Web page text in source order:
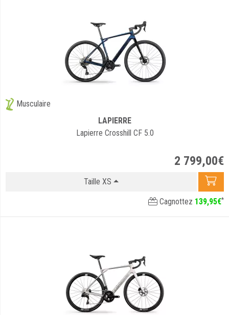
Musculaire
LAPIERRE
Lapierre Crosshill CF 5.0
2 799,00€
Taille XS
Cagnottez 139,95€*